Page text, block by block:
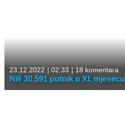
23.12.2022 | 02:33 | 18 komentara
Niš 30.591 putnik u XI. mjesecu